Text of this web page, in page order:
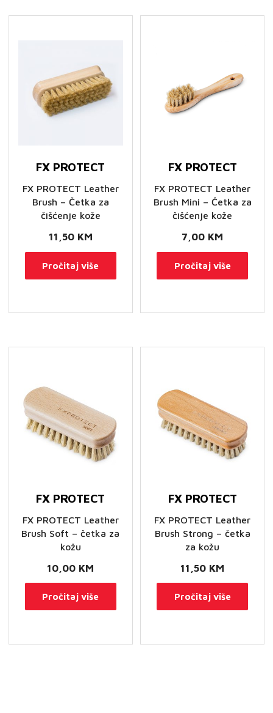
FX PROTECT
FX PROTECT Leather
Brush – Četka za
čišćenje kože
11,50 KM
Pročitaj više
FX PROTECT
FX PROTECT Leather
Brush Mini – Četka za
čišćenje kože
7,00 KM
Pročitaj više
FX PROTECT
FX PROTECT Leather
Brush Soft – četka za
kožu
10,00 KM
Pročitaj više
FX PROTECT
FX PROTECT Leather
Brush Strong – četka
za kožu
11,50 KM
Pročitaj više